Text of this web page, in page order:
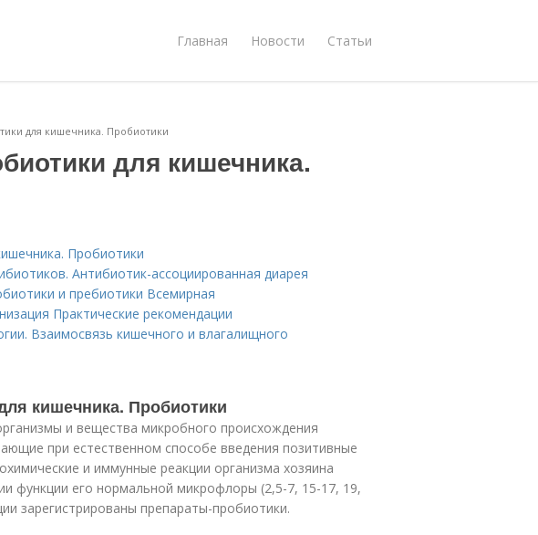
Главная Новости Статьи
для кишечника. Пробиотики
для кишечника.
Пробиотики
Антибиотик-ассоциированная диарея
и пребиотики Всемирная
Практические рекомендации
Взаимосвязь кишечного и влагалищного
кишечника. Пробиотики
и вещества микробного происхождения
при естественном способе введения позитивные
и иммунные реакции организма хозяина
функции его нормальной микрофлоры (2,5-7, 15-17, 19,
зарегистрированы препараты-пробиотики.